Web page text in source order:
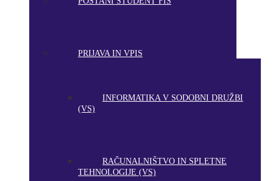
PRIJAVA IN VPIS
INFORMATIKA V SODOBNI DRUŽBI
(VS)
RAČUNALNIŠTVO IN SPLETNE
TEHNOLOGIJE (VS)